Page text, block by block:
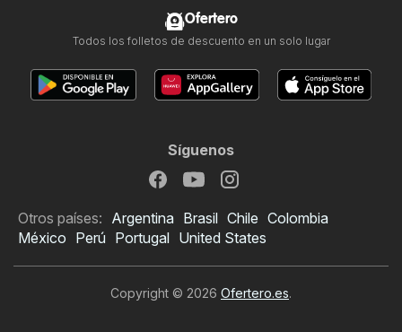
Ofertero
Todos los folletos de descuento en un solo lugar
Síguenos
Otros países: Argentina Brasil Chile Colombia
México Perú Portugal United States
Copyright © 2026 Ofertero.es.